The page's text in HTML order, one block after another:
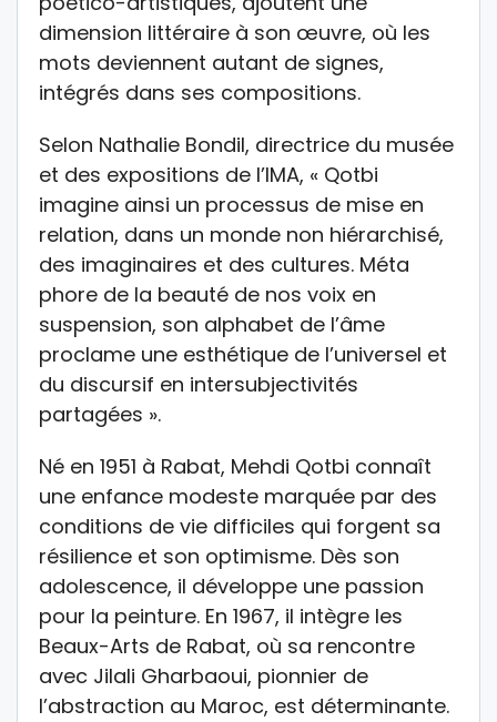
dimension littéraire à son œuvre, où les
mots deviennent autant de signes,
intégrés dans ses compositions.
Selon Nathalie Bondil, directrice du musée
et des expositions de l’IMA, « Qotbi
imagine ainsi un processus de mise en
relation, dans un monde non hiérarchisé,
des imaginaires et des cultures. Méta
phore de la beauté de nos voix en
suspension, son alphabet de l’âme
proclame une esthétique de l’universel et
du discursif en intersubjectivités
partagées ».
Né en 1951 à Rabat, Mehdi Qotbi connaît
une enfance modeste marquée par des
conditions de vie difficiles qui forgent sa
résilience et son optimisme. Dès son
adolescence, il développe une passion
pour la peinture. En 1967, il intègre les
Beaux-Arts de Rabat, où sa rencontre
avec Jilali Gharbaoui, pionnier de
l’abstraction au Maroc, est déterminante.